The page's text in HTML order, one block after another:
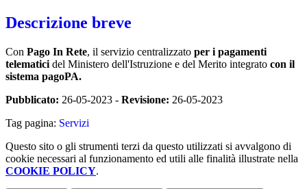
Descrizione breve
Con Pago In Rete, il servizio centralizzato per i pagamenti
telematici del Ministero dell'Istruzione e del Merito integrato con il
sistema pagoPA.
Pubblicato: 26-05-2023 - Revisione: 26-05-2023
Tag pagina: Servizi
Questo sito o gli strumenti terzi da questo utilizzati si avvalgono di
cookie necessari al funzionamento ed utili alle finalità illustrate nella
COOKIE POLICY.